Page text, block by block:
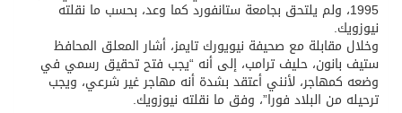
1995، ولم يلتحق بجامعة ستانفورد كما وعد، بحسب ما نقلته
نيوزويك.
وخلال مقابلة مع صحيفة نيويورك تايمز، أشار المعلق المحافظ
ستيف بانون، حليف ترامب، إلى أنه “يجب فتح تحقيق رسمي في
وضعه كمهاجر، لأنني أعتقد بشدة أنه مهاجر غير شرعي، ويجب
ترحيله من البلاد فورا”، وفق ما نقلته نيوزويك.